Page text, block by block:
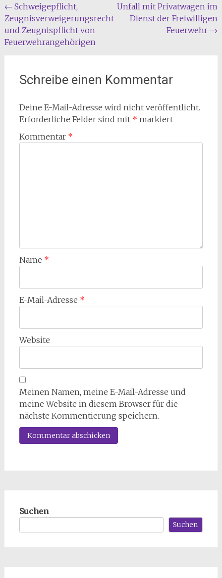
Beitragsnavigation
← Schweigepflicht,
Zeugnisverweigerungsrecht
und Zeugnispflicht von
Feuerwehrangehörigen
Unfall mit Privatwagen im
Dienst der Freiwilligen
Feuerwehr →
Schreibe einen Kommentar
Deine E-Mail-Adresse wird nicht veröffentlicht.
Erforderliche Felder sind mit * markiert
Kommentar *
Name *
E-Mail-Adresse *
Website
Meinen Namen, meine E-Mail-Adresse und
meine Website in diesem Browser für die
nächste Kommentierung speichern.
Suchen
Suchen